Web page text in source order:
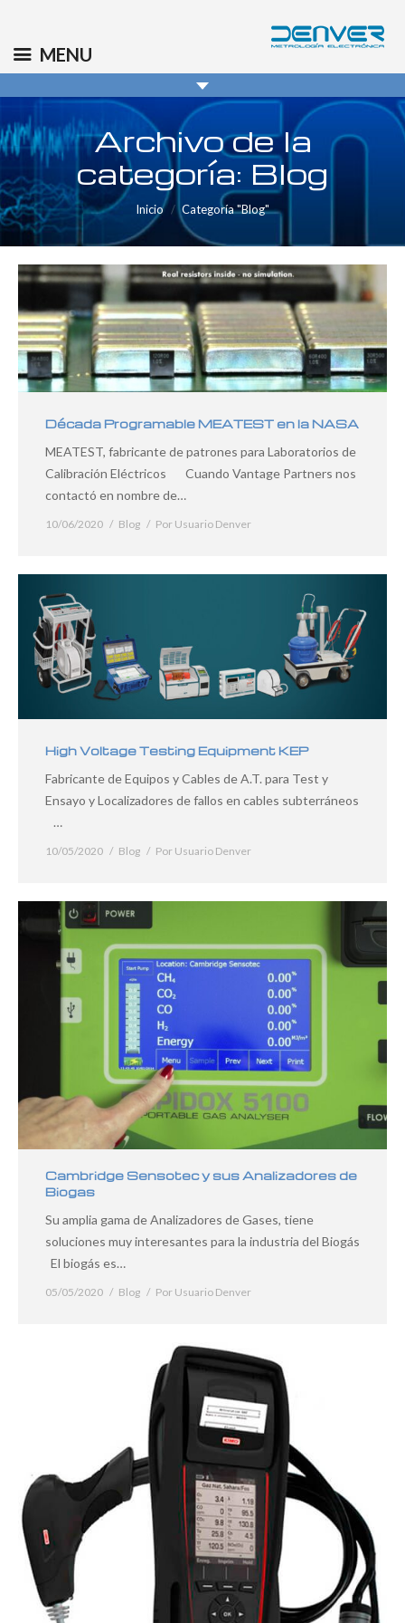
info@denver.es
Archivo de la
categoría: Blog
You are here: Inicio Categoría "Blog"
Década Programable MEATEST en la NASA
MEATEST, fabricante de patrones para Laboratorios de
Calibración Eléctricos Cuando Vantage Partners nos
contactó en nombre de…
10/06/2020 Blog Por Usuario Denver
High Voltage Testing Equipment KEP
Fabricante de Equipos y Cables de A.T. para Test y
Ensayo y Localizadores de fallos en cables subterráneos
…
10/05/2020 Blog Por Usuario Denver
Cambridge Sensotec y sus Analizadores de
Biogas
Su amplia gama de Analizadores de Gases, tiene
soluciones muy interesantes para la industria del Biogás
El biogás es…
05/05/2020 Blog Por Usuario Denver
MENU